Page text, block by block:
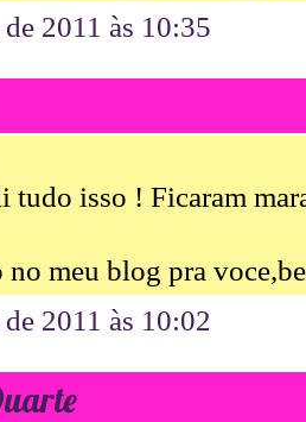
2011 às 10:35
tudo isso ! Ficaram
no meu blog pra
2011 às 10:02